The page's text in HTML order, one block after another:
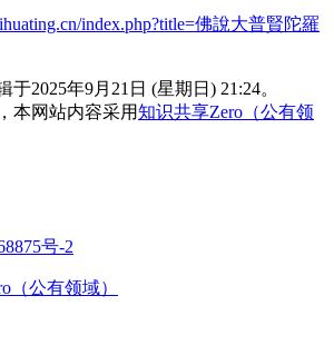
index.php?title=佛說大普賢陀羅
于2025年9月21日 (星期日) 21:24。
本网站内容采用知识共享Zero（公有领
号-2